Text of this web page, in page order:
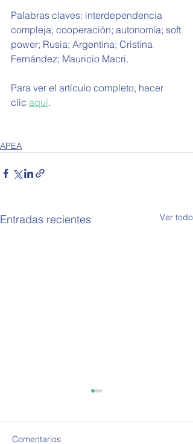
Palabras claves: interdependencia
compleja; cooperación; autonomía; soft
power; Rusia; Argentina; Cristina
Fernández; Mauricio Macri.
Para ver el artículo completo, hacer
clic aquí.
APEA
Entradas recientes Ver todo
Comentarios